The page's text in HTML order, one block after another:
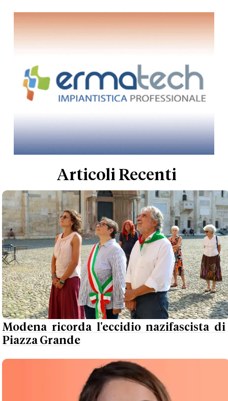
Articoli Recenti
Modena ricorda l'eccidio nazifascista di
Piazza Grande